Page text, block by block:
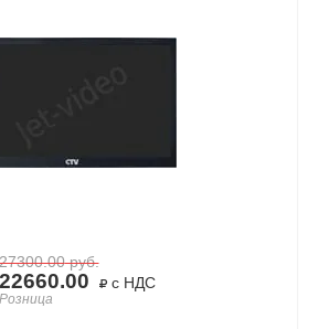
руб.
22660.00 с НДС
Розница